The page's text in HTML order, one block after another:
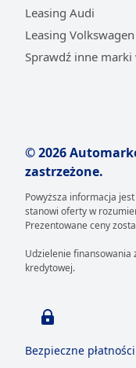
Leasing Audi
Leasing Volkswagen
Sprawdź inne marki
© 2026
zastrzeżone.
Powyższa informacja
stanowi oferty w
Prezentowane ceny
Udzielenie finansowania
kredytowej.
Bezpieczne płatności